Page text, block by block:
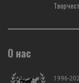
О нас
1996-